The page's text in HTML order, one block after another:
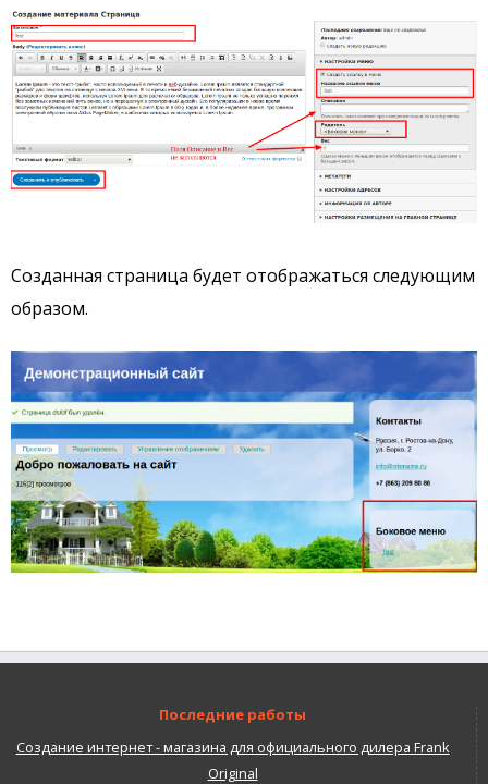
Созданная страница будет отображаться следующим
образом.
Последние работы
Создание интернет - магазина для официального дилера Frank
Original